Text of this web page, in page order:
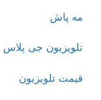
مه پاش
تلویزیون جی پلاس
قیمت تلویزیون